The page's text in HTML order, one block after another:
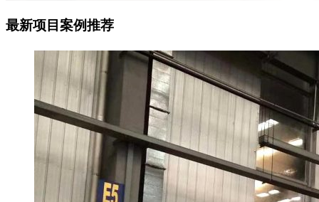
最新项目案例推荐